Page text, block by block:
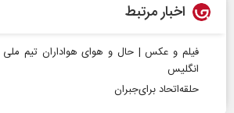
اخبار مرتبط
فیلم و عکس | حال و هوای هواداران تیم ملی
انگلیس
حلقه‌اتحاد برای‌جبران